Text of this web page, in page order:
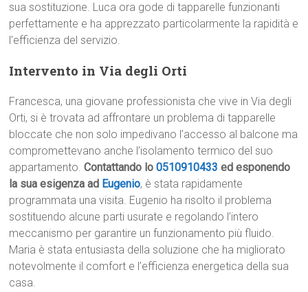
sua sostituzione. Luca ora gode di tapparelle funzionanti
perfettamente e ha apprezzato particolarmente la rapidità e
l’efficienza del servizio.
Intervento in Via degli Orti
Francesca, una giovane professionista che vive in Via degli
Orti, si è trovata ad affrontare un problema di tapparelle
bloccate che non solo impedivano l’accesso al balcone ma
compromettevano anche l’isolamento termico del suo
appartamento.Contattando lo0510910433 ed esponendo
la sua esigenza ad Eugenio, è stata rapidamente
programmata una visita. Eugenio ha risolto il problema
sostituendo alcune parti usurate e regolando l’intero
meccanismo per garantire un funzionamento più fluido.
Maria è stata entusiasta della soluzione che ha migliorato
notevolmente il comfort e l’efficienza energetica della sua
casa.